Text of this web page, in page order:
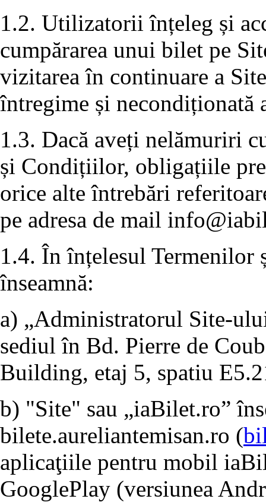
1.2. Utilizatorii înțeleg și
cumpărarea unui bilet pe
vizitarea în continuare a
întregime și
1.3. Dacă aveți nelămuriri
și Condițiilor, obligațiile
orice alte întrebări
pe adresa de mail
1.4. În înțelesul
înseamnă:
a) „Administratorul Site-
sediul în Bd. Pierre de
Building, etaj 5, spatiu
b) "Site" sau „iaBilet.ro”
bilete.aureliantemisan.ro (
aplicaţiile pentru mobil
GooglePlay (versiunea